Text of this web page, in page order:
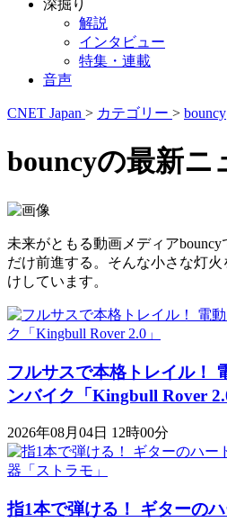
深掘り
解説
インタビュー
特集・連載
音声
CNET Japan > カテゴリー > bouncy
bouncyの最新ニ
未来がともる動画メディア
だけ前進する。そんな小さな灯
けしています。
フルサスで本格トレイル！
ンバイク「Kingbull Rover
2026年08月04日 12時00分
指1本で弾ける！ ギターの